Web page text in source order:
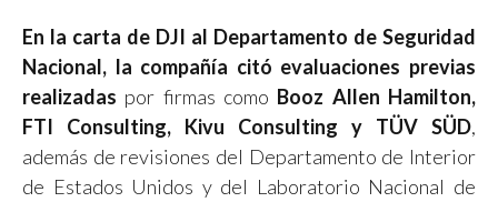
En la carta de DJI al Departamento de Seguridad
Nacional, la compañía citó evaluaciones previas
realizadas por firmas como Booz Allen Hamilton,
FTI Consulting, Kivu Consulting y TÜV SÜD,
además de revisiones del Departamento de Interior
de Estados Unidos y del Laboratorio Nacional de